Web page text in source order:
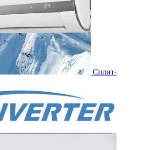
Сплит-